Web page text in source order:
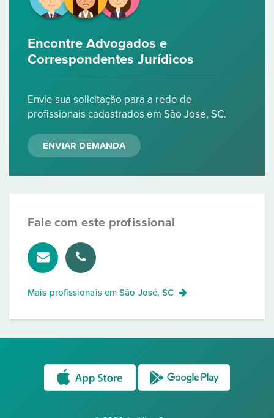
Encontre Advogados e
Correspondentes Jurídicos
Envie sua solicitação para a rede de
profissionais cadastrados em São José, SC.
ENVIAR DEMANDA
Fale com este profissional
Mais profissionais emSão José, SC